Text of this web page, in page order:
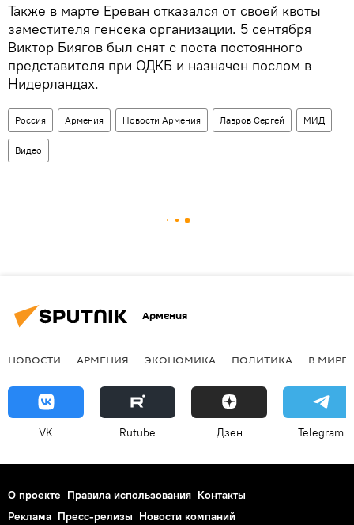
Также в марте Ереван отказался от своей квоты
заместителя генсека организации. 5 сентября
Виктор Биягов был снят с поста постоянного
представителя при ОДКБ и назначен послом в
Нидерландах.
Россия Армения Новости Армения Лавров Сергей МИД
Видео
Армения
НОВОСТИ АРМЕНИЯ ЭКОНОМИКА ПОЛИТИКА В МИРЕ
VK Rutube Дзен Telegram
О проекте Правила использования Контакты
Реклама Пресс-релизы Новости компаний